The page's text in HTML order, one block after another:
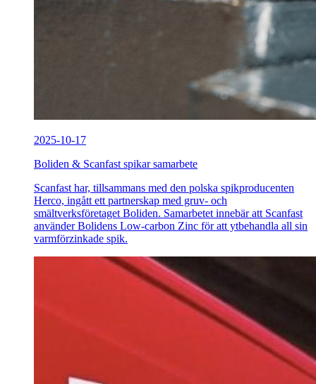
2025-10-17
Boliden & Scanfast spikar samarbete
Scanfast har, tillsammans med den polska spikproducenten
Herco, ingått ett partnerskap med gruv- och
smältverksföretaget Boliden. Samarbetet innebär att Scanfast
använder Bolidens Low-carbon Zinc för att ytbehandla all sin
varmförzinkade spik.